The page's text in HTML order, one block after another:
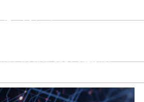
1.6 host
C/D PHY and Controller